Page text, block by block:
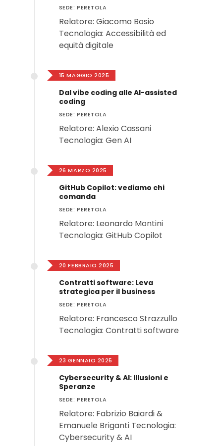
SEDE: PERETOLA
Relatore: Giacomo Bosio
Tecnologia: Accessibilità ed
equità digitale
15 MAGGIO 2025
Dal vibe coding alle AI-assisted
coding
SEDE: PERETOLA
Relatore: Alexio Cassani
Tecnologia: Gen AI
26 MARZO 2025
GitHub Copilot: vediamo chi
comanda
SEDE: PERETOLA
Relatore: Leonardo Montini
Tecnologia: GitHub Copilot
20 FEBBRAIO 2025
Contratti software: Leva
strategica per il business
SEDE: PERETOLA
Relatore: Francesco Strazzullo
Tecnologia: Contratti software
23 GENNAIO 2025
Cybersecurity & AI: Illusioni e
Speranze
SEDE: PERETOLA
Relatore: Fabrizio Baiardi &
Emanuele Briganti Tecnologia:
Cybersecurity & AI